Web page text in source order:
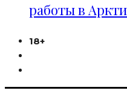
работы в
18+